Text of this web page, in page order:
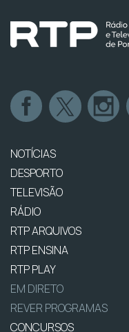
NOTÍCIAS
DESPORTO
TELEVISÃO
RÁDIO
RTP ARQUIVOS
RTP ENSINA
RTP PLAY
EM DIRETO
REVER PROGRAMAS
CONCURSOS